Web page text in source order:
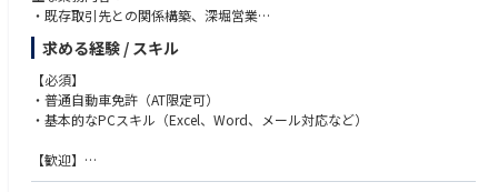
・地域金融機関が抱えるDX対応、AI、セキュリティといった課題解決に貢
献ができ、やり遂げることで地域や社会への貢献ができ、大きな達成感も
得られます。
・上長のアドバイスも受けながら上記のスキルや経験を身につけながら、
経験済の領域に対しては自身の裁量の範囲で推進していくことで、必要な
スキルを習得していくことができます。
情報系など多岐に渡り、様々なシステム領域を担当できます。
・チームメンバを束ねて、プロジェクトを推し進めることができる
・意思を持って最後までやり切る
・諦めない/負けず嫌いなマインドを持っている
・ハードネゴシエーションできる
・成長意欲がある
・ルールや行動規範を遵守する
【最終学歴】
短大・専門卒以上
・既存取引先との関係構築、深堀営業
・新規顧客開拓（ターゲット業界：産業機器、通信機器、車載機器など）
※業務割合としては、既存取引先との取引業務が90%以上
・技術部門、製造部門と連携した提案活動
・見積作成、納期調整、受注管理
・客先動向の情報収集
＊将来的な海外拠点へのチャレンジも可能です
求める経験 / スキル
【必須】
・普通自動車免許（AT限定可）
・基本的なPCスキル（Excel、Word、メール対応など）
【歓迎】
・法人営業の実務経験（業界不問）